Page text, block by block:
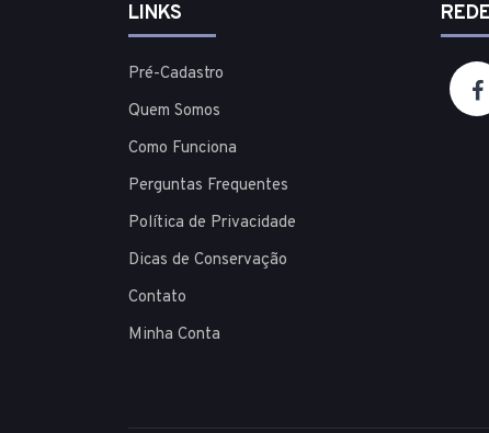
LINKS
Pré-Cadastro
Quem Somos
Como Funciona
Perguntas Frequentes
Política de Privacidade
Dicas de Conservação
Contato
Minha Conta